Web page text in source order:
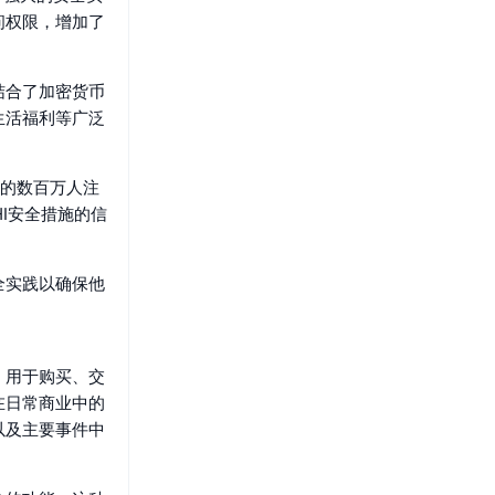
限，增加了
了加密货币
福利等广泛
数百万人注
安全措施的信
践以确保他
于购买、交
常商业中的
主要事件中